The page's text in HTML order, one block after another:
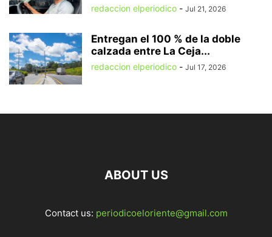
redaccion elperiodico - Jul 21, 2026
Entregan el 100 % de la doble
calzada entre La Ceja...
redaccion elperiodico - Jul 17, 2026
ABOUT US
Contact us: periodicoeloriente@gmail.com